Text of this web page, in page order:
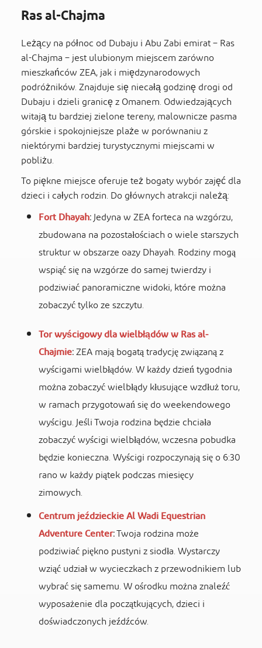
Ras al-Chajma
Leżący na północ od Dubaju i Abu Zabi emirat – Ras
al-Chajma – jest ulubionym miejscem zarówno
mieszkańców ZEA, jak i międzynarodowych
podróżników. Znajduje się niecałą godzinę drogi od
Dubaju i dzieli granicę z Omanem. Odwiedzających
witają tu bardziej zielone tereny, malownicze pasma
górskie i spokojniejsze plaże w porównaniu z
niektórymi bardziej turystycznymi miejscami w
pobliżu.
To piękne miejsce oferuje też bogaty wybór zajęć dla
dzieci i całych rodzin. Do głównych atrakcji należą:
Fort Dhayah:Jedyna w ZEA forteca na wzgórzu,
zbudowana na pozostałościach o wiele starszych
struktur w obszarze oazy Dhayah. Rodziny mogą
wspiąć się na wzgórze do samej twierdzy i
podziwiać panoramiczne widoki, które można
zobaczyć tylko ze szczytu.
Tor wyścigowy dla wielbłądów w Ras al-
Chajmie:ZEA mają bogatą tradycję związaną z
wyścigami wielbłądów. W każdy dzień tygodnia
można zobaczyć wielbłądy kłusujące wzdłuż toru,
w ramach przygotowań się do weekendowego
wyścigu. Jeśli Twoja rodzina będzie chciała
zobaczyć wyścigi wielbłądów, wczesna pobudka
będzie konieczna. Wyścigi rozpoczynają się o 6:30
rano w każdy piątek podczas miesięcy
zimowych.
Centrum jeździeckie Al Wadi Equestrian
Adventure Center:Twoja rodzina może
podziwiać piękno pustyni z siodła. Wystarczy
wziąć udział w wycieczkach z przewodnikiem lub
wybrać się samemu. W ośrodku można znaleźć
wyposażenie dla początkujących, dzieci i
doświadczonych jeźdźców.